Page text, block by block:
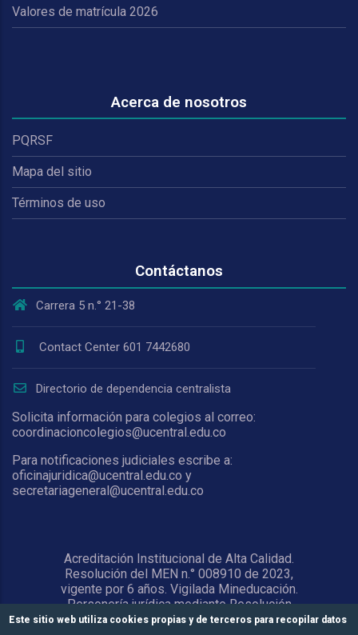
Valores de matrícula 2026
Acerca de nosotros
PQRSF
Mapa del sitio
Términos de uso
Contáctanos
Carrera 5 n.° 21-38
Contact Center 601 7442680
Directorio de dependencia centralista
Solicita información para colegios al correo:
coordinacioncolegios@ucentral.edu.co
Para notificaciones judiciales escribe a:
oficinajuridica@ucentral.edu.co y
secretariageneral@ucentral.edu.co
Acreditación Institucional de Alta Calidad.
Resolución del MEN n.° 008910 de 2023,
vigente por 6 años. Vigilada Mineducación.
Personería jurídica mediante Resolución
1876 del 5 de junio de 1967. Reconocida
Este sitio web utiliza cookies propias y de terceros para recopilar datos